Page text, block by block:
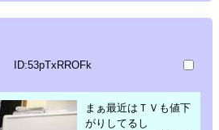
ID:53pTxRROFk
まぁ最近はＴＶも値下
がりしてるし